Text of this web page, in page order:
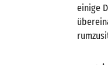
einige